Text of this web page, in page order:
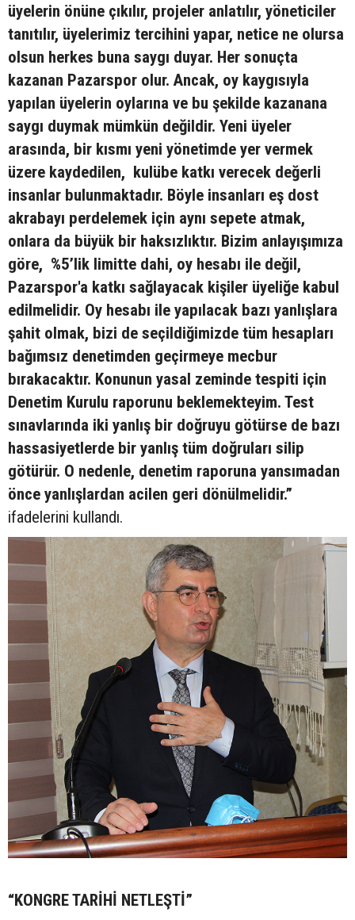
üyelerin önüne çıkılır, projeler anlatılır, yöneticiler
tanıtılır, üyelerimiz tercihini yapar, netice ne olursa
olsun herkes buna saygı duyar. Her sonuçta
kazanan Pazarspor olur. Ancak, oy kaygısıyla
yapılan üyelerin oylarına ve bu şekilde kazanana
saygı duymak mümkün değildir. Yeni üyeler
arasında, bir kısmı yeni yönetimde yer vermek
üzere kaydedilen, kulübe katkı verecek değerli
insanlar bulunmaktadır. Böyle insanları eş dost
akrabayı perdelemek için aynı sepete atmak,
onlara da büyük bir haksızlıktır. Bizim anlayışımıza
göre, %5’lik limitte dahi, oy hesabı ile değil,
Pazarspor'a katkı sağlayacak kişiler üyeliğe kabul
edilmelidir. Oy hesabı ile yapılacak bazı yanlışlara
şahit olmak, bizi de seçildiğimizde tüm hesapları
bağımsız denetimden geçirmeye mecbur
bırakacaktır. Konunun yasal zeminde tespiti için
Denetim Kurulu raporunu beklemekteyim. Test
sınavlarında iki yanlış bir doğruyu götürse de bazı
hassasiyetlerde bir yanlış tüm doğruları silip
götürür. O nedenle, denetim raporuna yansımadan
önce yanlışlardan acilen geri dönülmelidir.”
ifadelerini kullandı.
“KONGRE TARİHİ NETLEŞTİ”